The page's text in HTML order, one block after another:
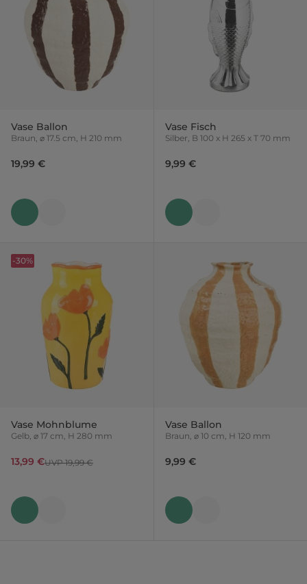
Vase Ballon
Braun, ⌀ 17.5 cm, H 210 mm
19,99 €
Vase Fisch
Silber, B 100 x H 265 x T 70 mm
9,99 €
Vase Mohnblume
Gelb, ⌀ 17 cm, H 280 mm
13,99 €UVP 19,99 €
-30%
Vase Ballon
Braun, ⌀ 10 cm, H 120 mm
9,99 €